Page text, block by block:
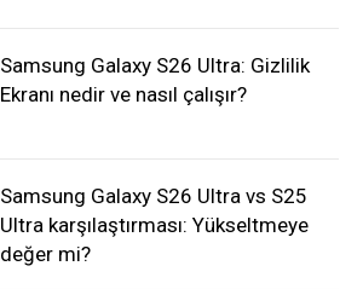
Samsung Galaxy S26 Ultra: Gizlilik
Ekranı nedir ve nasıl çalışır?
Samsung Galaxy S26 Ultra vs S25
Ultra karşılaştırması: Yükseltmeye
değer mi?